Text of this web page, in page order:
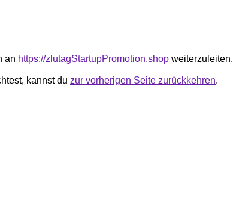
an https://zlutagStartupPromotion.shop weiterzuleiten.
kannst du zur vorherigen Seite zurückkehren.